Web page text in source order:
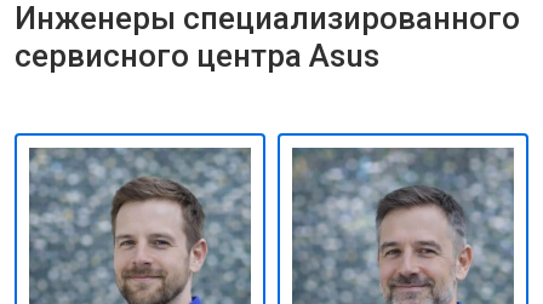
Инженеры специализированного
сервисного центра Asus